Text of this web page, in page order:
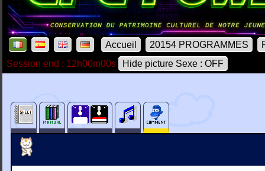
Accueil 20154 PROGRAMMES
Session end : 12h00m00s
Hide picture Sexe : OFF